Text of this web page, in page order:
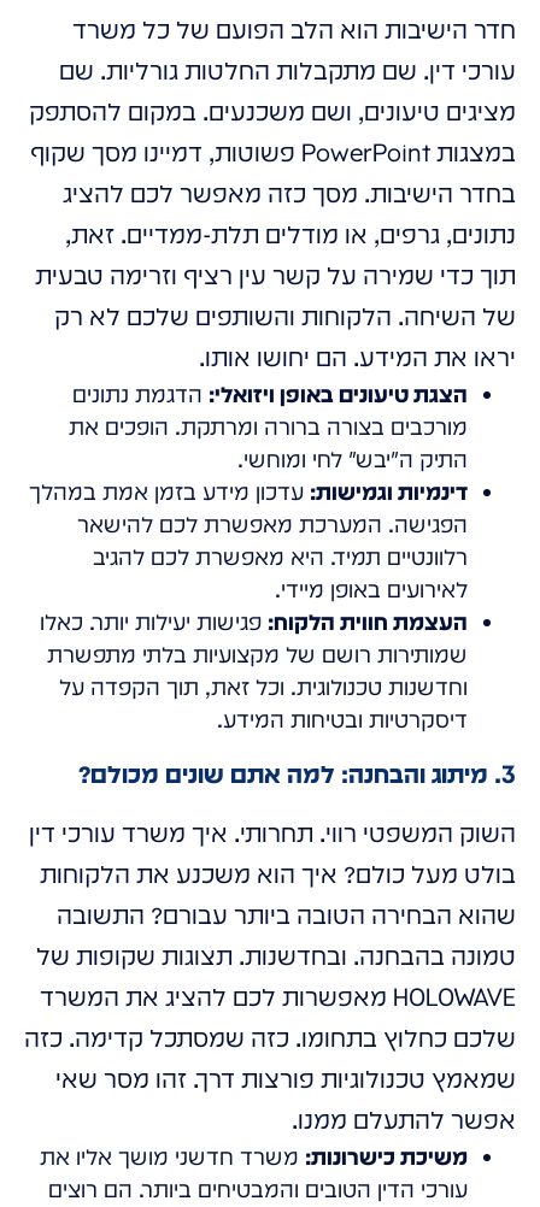
חדר הישיבות הוא הלב הפועם של כל משרד
עורכי דין. שם מתקבלות החלטות גורליות. שם
מציגים טיעונים, ושם משכנעים. במקום להסתפק
במצגות PowerPoint פשוטות, דמיינו מסך שקוף
בחדר הישיבות. מסך כזה מאפשר לכם להציג
נתונים, גרפים, או מודלים תלת-ממדיים. זאת,
תוך כדי שמירה על קשר עין רציף וזרימה טבעית
של השיחה. הלקוחות והשותפים שלכם לא רק
יראו את המידע. הם יחושו אותו.
הצגת טיעונים באופן ויזואלי: הדגמת נתונים
מורכבים בצורה ברורה ומרתקת. הופכים את
התיק ה"יבש" לחי ומוחשי.
דינמיות וגמישות: עדכון מידע בזמן אמת במהלך
הפגישה. המערכת מאפשרת לכם להישאר
רלוונטיים תמיד. היא מאפשרת לכם להגיב
לאירועים באופן מיידי.
העצמת חווית הלקוח: פגישות יעילות יותר. כאלו
שמותירות רושם של מקצועיות בלתי מתפשרת
וחדשנות טכנולוגית. וכל זאת, תוך הקפדה על
דיסקרטיות ובטיחות המידע.
3. מיתוג והבחנה: למה אתם שונים מכולם?
השוק המשפטי רווי. תחרותי. איך משרד עורכי דין
בולט מעל כולם? איך הוא משכנע את הלקוחות
שהוא הבחירה הטובה ביותר עבורם? התשובה
טמונה בהבחנה. ובחדשנות. תצוגות שקופות של
HOLOWAVE מאפשרות לכם להציג את המשרד
שלכם כחלוץ בתחומו. כזה שמסתכל קדימה. כזה
שמאמץ טכנולוגיות פורצות דרך. זהו מסר שאי
אפשר להתעלם ממנו.
משיכת כישרונות: משרד חדשני מושך אליו את
עורכי הדין הטובים והמבטיחים ביותר. הם רוצים